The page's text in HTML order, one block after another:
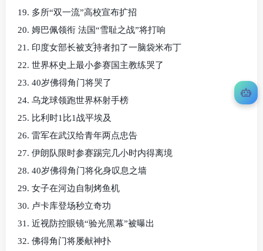
19. 多所“双一流”高校宣布扩招
20. 姆巴佩领衔 法国“雪耻之战”将打响
21. 印度女部长被支持者扣了一脑袋米布丁
22. 世界杯史上最小参赛国主教练哭了
23. 40岁佛得角门将哭了
24. 乌龙球领跑世界杯射手榜
25. 比利时1比1战平埃及
26. 雷军在武汉给青年两点忠告
27. 伊朗队限时参赛踢完几小时内得离境
28. 40岁佛得角门将化身叹息之墙
29. 女子在河边自制烤鱼机
30. 卢卡库登场秒立奇功
31. 近视防控眼镜“验光黑幕”被曝出
32. 佛得角门将屡献神扑